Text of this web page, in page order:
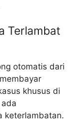
Terlambat
otomatis dari
khusus di
keterlambatan.